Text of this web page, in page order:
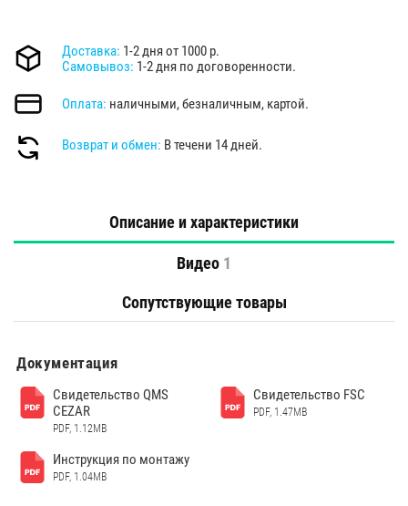
Доставка: 1-2 дня от 1000 р.
Самовывоз: 1-2 дня по договоренности.
Оплата: наличными, безналичным, картой.
Возврат и обмен: В течени 14 дней.
Описание и характеристики
Видео 1
Сопутствующие товары
Документация
Свидетельство QMS
CEZAR
PDF, 1.12MB
Свидетельство FSC
PDF, 1.47MB
Инструкция по монтажу
PDF, 1.04MB